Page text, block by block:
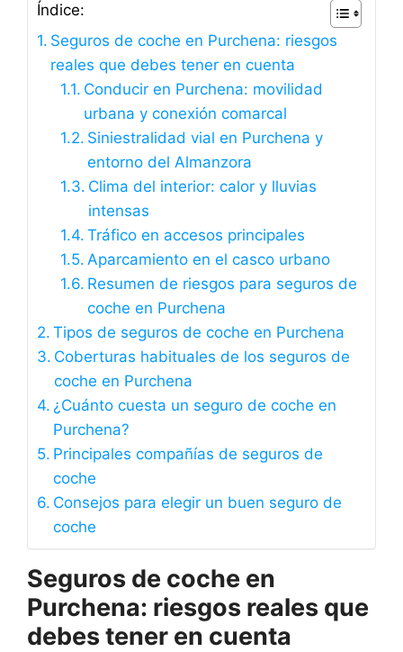
Índice:
Seguros de coche en Purchena: riesgos
reales que debes tener en cuenta
Conducir en Purchena: movilidad
urbana y conexión comarcal
Siniestralidad vial en Purchena y
entorno del Almanzora
Clima del interior: calor y lluvias
intensas
Tráfico en accesos principales
Aparcamiento en el casco urbano
Resumen de riesgos para seguros de
coche en Purchena
Tipos de seguros de coche en Purchena
Coberturas habituales de los seguros de
coche en Purchena
¿Cuánto cuesta un seguro de coche en
Purchena?
Principales compañías de seguros de
coche
Consejos para elegir un buen seguro de
coche
Seguros de coche en
Purchena: riesgos reales que
debes tener en cuenta